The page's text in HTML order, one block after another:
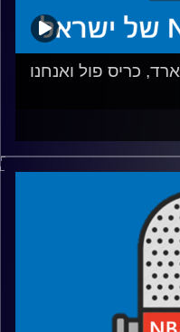
כריס פול ואנחנו
שרון דוידוביץ', משה
הזהב, בלייקרס מחפשים